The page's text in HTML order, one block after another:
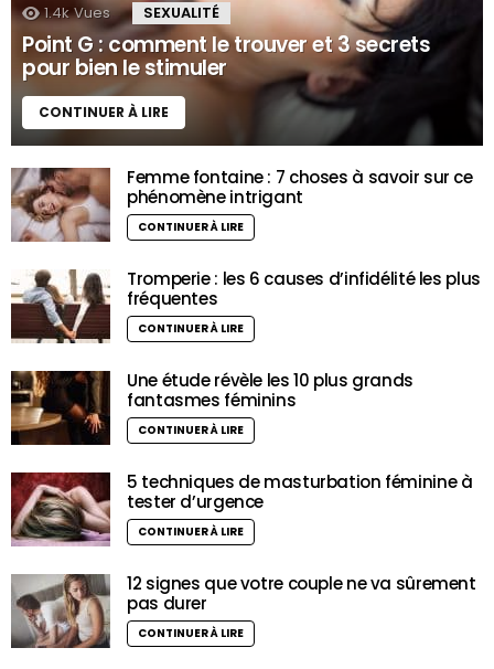
1.4k Vues SEXUALITÉ
Point G : comment le trouver et 3 secrets
pour bien le stimuler
CONTINUER À LIRE
Femme fontaine : 7 choses à savoir sur ce
phénomène intrigant
CONTINUER À LIRE
Tromperie : les 6 causes d’infidélité les plus
fréquentes
CONTINUER À LIRE
Une étude révèle les 10 plus grands
fantasmes féminins
CONTINUER À LIRE
5 techniques de masturbation féminine à
tester d’urgence
CONTINUER À LIRE
12 signes que votre couple ne va sûrement
pas durer
CONTINUER À LIRE